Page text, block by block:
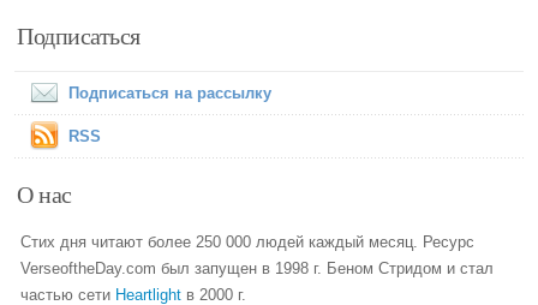
Подписаться
Подписаться на рассылку
RSS
О нас
Стих дня читают более 250 000 людей каждый месяц. Ресурс
VerseoftheDay.com был запущен в 1998 г. Беном Стридом и стал
частью сети Heartlight в 2000 г.